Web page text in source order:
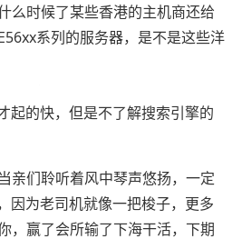
么时候了某些香港的主机商还给
系列的服务器，是不是这些洋
起的快，但是不了解搜索引擎的
亲们聆听着风中琴声悠扬，一定
因为老司机就像一把梭子，更多
，赢了会所输了下海干活，下期